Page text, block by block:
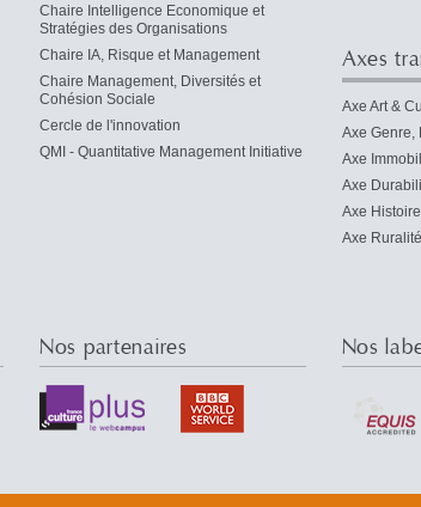
Chaire Intelligence Economique et
Stratégies des Organisations
Chaire IA, Risque et Management
Chaire Management, Diversités et
Cohésion Sociale
Cercle de l'innovation
QMI - Quantitative Management Initiative
Axes
Axe Art &
Axe Genre,
Axe
Axe
Axe
Axe
Nos partenaires Nos